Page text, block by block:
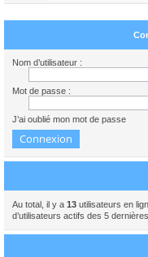
Nom d’utilisateur :
Mot de passe :
J’ai oublié mon mot de passe
Au total, il y a 13 utilisateurs en
d’utilisateurs actifs des 5